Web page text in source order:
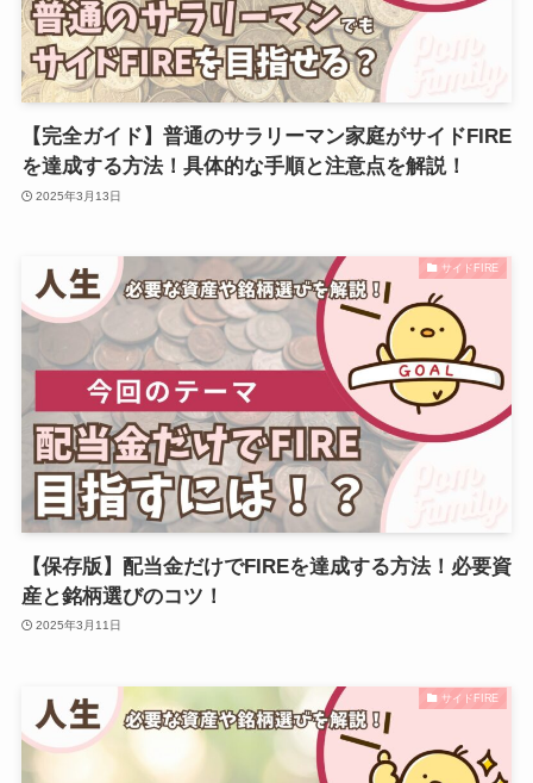
【完全ガイド】普通のサラリーマン家庭がサイドFIRE
を達成する方法！具体的な手順と注意点を解説！
2025年3月13日
サイドFIRE
【保存版】配当金だけでFIREを達成する方法！必要資
産と銘柄選びのコツ！
2025年3月11日
サイドFIRE